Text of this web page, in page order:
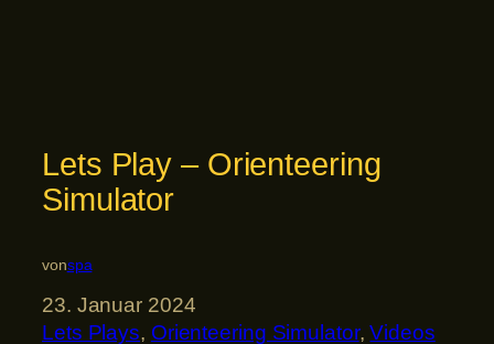
Lets Play – Orienteering
Simulator
vonspa
23. Januar 2024
Lets Plays, Orienteering Simulator, Videos